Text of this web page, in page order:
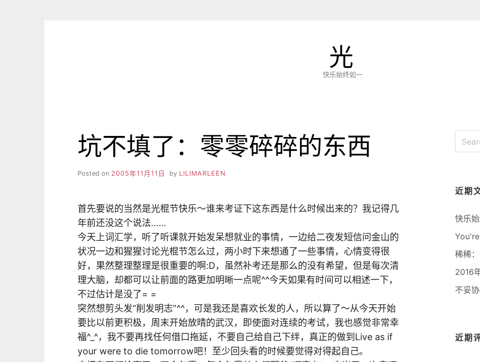
光
快乐始终如一
坑不填了：零零碎碎的东西
Posted on 2005年11月11日 by LILIMARLEEN
首先要说的当然是光棍节快乐～谁来考证下这东西是什么时候出来的？我记得几
年前还没这个说法……
今天上词汇学，听了听课就开始发呆想就业的事情，一边给二夜发短信问金山的
状况一边和猩猩讨论光棍节怎么过，两小时下来想通了一些事情，心情变得很
好，果然整理整理是很重要的啊:D，虽然补考还是那么的没有希望，但是每次清
理大脑，却都可以让前面的路更加明晰一点呢^^今天如果有时间可以相述一下，
不过估计是没了= =
突然想剪头发“削发明志”^^，可是我还是喜欢长发的人，所以算了～从今天开始
要比以前更积极，周末开始放晴的武汉，即使面对连续的考试，我也感觉非常幸
福^_^，我不要再找任何借口拖延，不要自己给自己下绊，真正的做到Live as if
your were to die tomorrow吧！至少回头看的时候要觉得对得起自己。
近期
快乐
稀稀
2016
不妥
近期